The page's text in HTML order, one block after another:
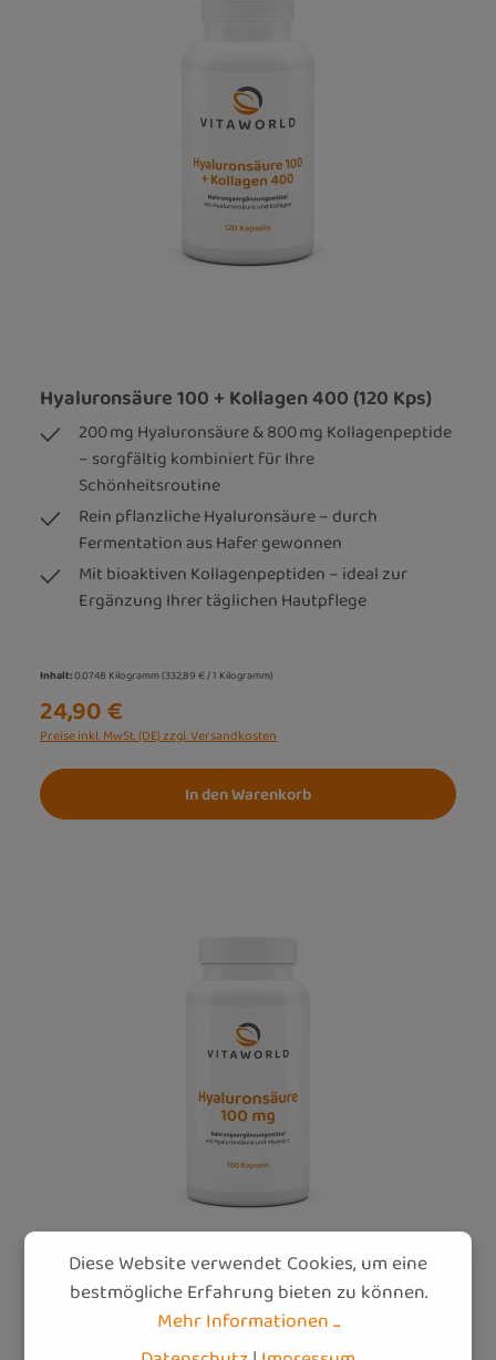
Hyaluronsäure 100 + Kollagen 400 (120 Kps)
200 mg Hyaluronsäure & 800 mg Kollagenpeptide
– sorgfältig kombiniert für Ihre
Schönheitsroutine
Rein pflanzliche Hyaluronsäure – durch
Fermentation aus Hafer gewonnen
Mit bioaktiven Kollagenpeptiden – ideal zur
Ergänzung Ihrer täglichen Hautpflege
Inhalt:0.0748 Kilogramm(332,89 € / 1 Kilogramm)
24,90 €
Preise inkl. MwSt. (DE) zzgl. Versandkosten
In den Warenkorb
Diese Website verwendet Cookies, um eine
bestmögliche Erfahrung bieten zu können.
Mehr Informationen ...